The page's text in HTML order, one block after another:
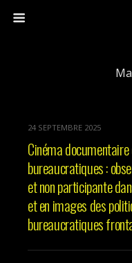
24 SEPTEMBRE 2025
Cinéma
bureaucratiques :
et non participante
et en images des
bureaucratiques